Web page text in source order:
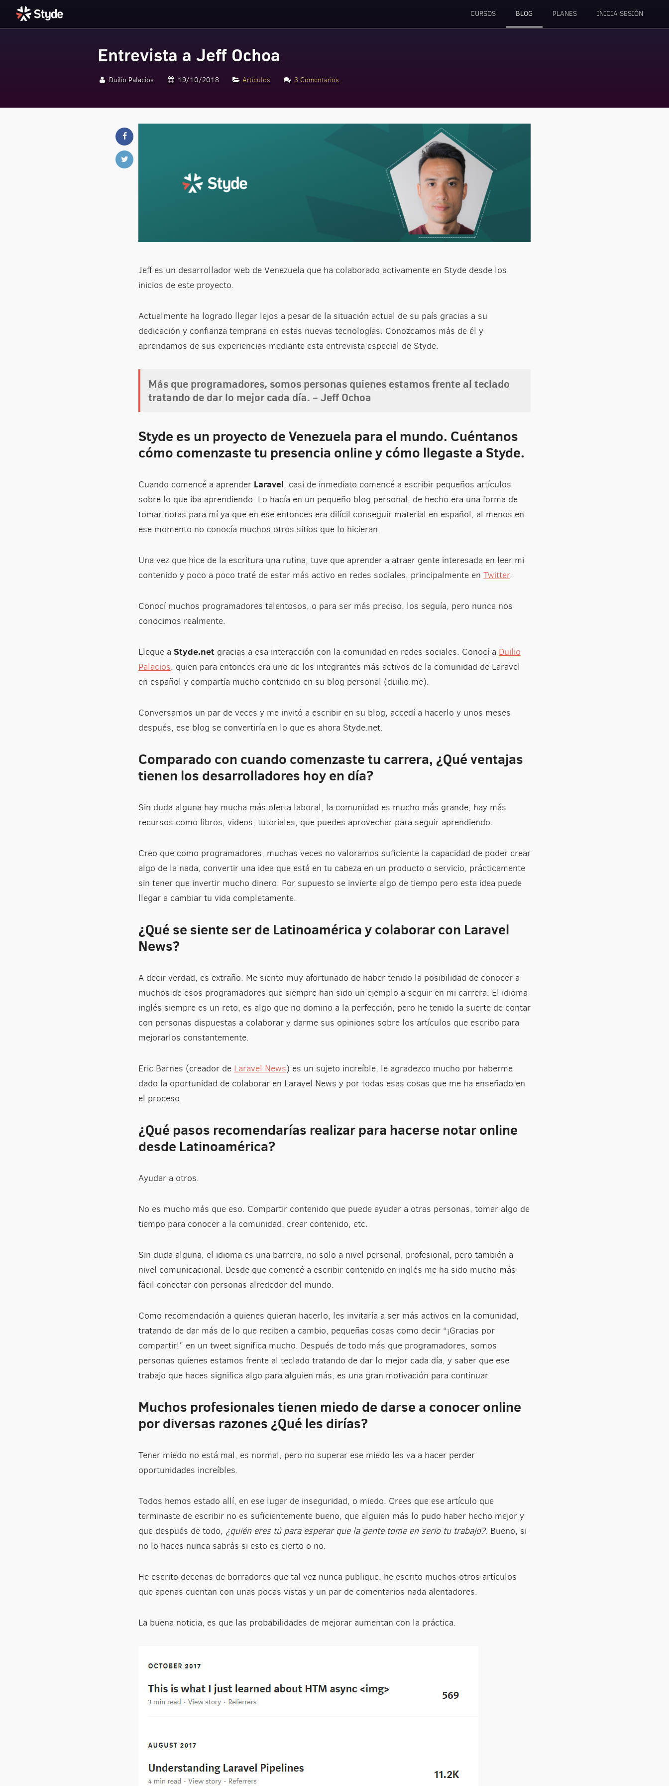
Styde.net
CURSOS BLOG PLANES INICIA SESIÓN
Entrevista a Jeff Ochoa
Duilio Palacios 19/10/2018 Artículos 3 Comentarios
Jeff es un desarrollador web de Venezuela que ha colaborado activamente en Styde desde los
inicios de este proyecto.
Actualmente ha logrado llegar lejos a pesar de la situación actual de su país gracias a su
dedicación y confianza temprana en estas nuevas tecnologías. Conozcamos más de él y
aprendamos de sus experiencias mediante esta entrevista especial de Styde.
Más que programadores, somos personas quienes estamos frente al teclado
tratando de dar lo mejor cada día. – Jeff Ochoa
Styde es un proyecto de Venezuela para el mundo. Cuéntanos
cómo comenzaste tu presencia online y cómo llegaste a Styde.
Cuando comencé a aprender Laravel, casi de inmediato comencé a escribir pequeños artículos
sobre lo que iba aprendiendo. Lo hacía en un pequeño blog personal, de hecho era una forma de
tomar notas para mí ya que en ese entonces era difícil conseguir material en español, al menos en
ese momento no conocía muchos otros sitios que lo hicieran.
Una vez que hice de la escritura una rutina, tuve que aprender a atraer gente interesada en leer mi
contenido y poco a poco traté de estar más activo en redes sociales, principalmente en Twitter.
Conocí muchos programadores talentosos, o para ser más preciso, los seguía, pero nunca nos
conocimos realmente.
Llegue a Styde.net gracias a esa interacción con la comunidad en redes sociales. Conocí a Duilio
Palacios, quien para entonces era uno de los integrantes más activos de la comunidad de Laravel
en español y compartía mucho contenido en su blog personal (duilio.me).
Conversamos un par de veces y me invitó a escribir en su blog, accedí a hacerlo y unos meses
después, ese blog se convertiría en lo que es ahora Styde.net.
Comparado con cuando comenzaste tu carrera, ¿Qué ventajas
tienen los desarrolladores hoy en día?
Sin duda alguna hay mucha más oferta laboral, la comunidad es mucho más grande, hay más
recursos como libros, videos, tutoriales, que puedes aprovechar para seguir aprendiendo.
Creo que como programadores, muchas veces no valoramos suficiente la capacidad de poder crear
algo de la nada, convertir una idea que está en tu cabeza en un producto o servicio, prácticamente
sin tener que invertir mucho dinero. Por supuesto se invierte algo de tiempo pero esta idea puede
llegar a cambiar tu vida completamente.
¿Qué se siente ser de Latinoamérica y colaborar con Laravel
News?
A decir verdad, es extraño. Me siento muy afortunado de haber tenido la posibilidad de conocer a
muchos de esos programadores que siempre han sido un ejemplo a seguir en mi carrera. El idioma
inglés siempre es un reto, es algo que no domino a la perfección, pero he tenido la suerte de contar
con personas dispuestas a colaborar y darme sus opiniones sobre los artículos que escribo para
mejorarlos constantemente.
Eric Barnes (creador de Laravel News) es un sujeto increíble, le agradezco mucho por haberme
dado la oportunidad de colaborar en Laravel News y por todas esas cosas que me ha enseñado en
el proceso.
¿Qué pasos recomendarías realizar para hacerse notar online
desde Latinoamérica?
Ayudar a otros.
No es mucho más que eso. Compartir contenido que puede ayudar a otras personas, tomar algo de
tiempo para conocer a la comunidad, crear contenido, etc.
Sin duda alguna, el idioma es una barrera, no solo a nivel personal, profesional, pero también a
nivel comunicacional. Desde que comencé a escribir contenido en inglés me ha sido mucho más
fácil conectar con personas alrededor del mundo.
Como recomendación a quienes quieran hacerlo, les invitaría a ser más activos en la comunidad,
tratando de dar más de lo que reciben a cambio, pequeñas cosas como decir “¡Gracias por
compartir!” en un tweet significa mucho. Después de todo más que programadores, somos
personas quienes estamos frente al teclado tratando de dar lo mejor cada día, y saber que ese
trabajo que haces significa algo para alguien más, es una gran motivación para continuar.
Muchos profesionales tienen miedo de darse a conocer online
por diversas razones ¿Qué les dirías?
Tener miedo no está mal, es normal, pero no superar ese miedo les va a hacer perder
oportunidades increíbles.
Todos hemos estado allí, en ese lugar de inseguridad, o miedo. Crees que ese artículo que
terminaste de escribir no es suficientemente bueno, que alguien más lo pudo haber hecho mejor y
que después de todo, ¿quién eres tú para esperar que la gente tome en serio tu trabajo?. Bueno, si
no lo haces nunca sabrás si esto es cierto o no.
He escrito decenas de borradores que tal vez nunca publique, he escrito muchos otros artículos
que apenas cuentan con unas pocas vistas y un par de comentarios nada alentadores.
La buena noticia, es que las probabilidades de mejorar aumentan con la práctica.